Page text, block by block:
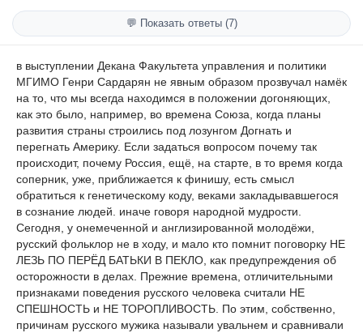
💬 Показать ответы (7)
в выступлении Декана Факультета управления и политики
МГИМО Генри Сардарян не явным образом прозвучал намёк
на то, что мы всегда находимся в положении догоняющих,
как это было, например, во времена Союза, когда планы
развития страны строились под лозунгом Догнать и
перегнать Америку. Если задаться вопросом почему так
происходит, почему Россия, ещё, на старте, в то время когда
соперник, уже, приближается к финишу, есть смысл
обратиться к генетическому коду, веками закладывавшегося
в сознание людей. иначе говоря народной мудрости.
Сегодня, у онемеченной и англизированной молодёжи,
русский фольклор не в ходу, и мало кто помнит поговорку НЕ
ЛЕЗЬ ПО ПЕРЁД БАТЬКИ В ПЕКЛО, как предупреждения об
осторожности в делах. Прежние времена, отличительными
признаками поведения русского человека считали НЕ
СПЕШНОСТЬ и НЕ ТОРОПЛИВОСТЬ. По этим, собственно,
причинам русского мужика называли увальнем и сравнивали